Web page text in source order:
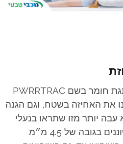
הסוליה התחתונה, ממותגת חומר בשם PWRRTRAC
את האחיזה בשטח, וגם הגנה
עבה יותר מזו שתראו בנעלי
כביש, ויש לה בלטים משוננים בגובה של 4.5 מ״מ